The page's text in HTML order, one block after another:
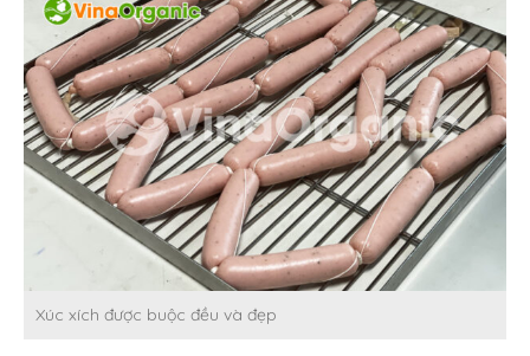
Xúc xích được buộc đều và đẹp